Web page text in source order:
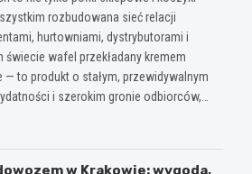
rozbudowana sieć relacji
hurtowniami, dystrybutorami i
wafel przekładany kremem
to produkt o stałym, przewidywalnym
i szerokim gronie odbiorców,…
w Krakowie: wygoda,